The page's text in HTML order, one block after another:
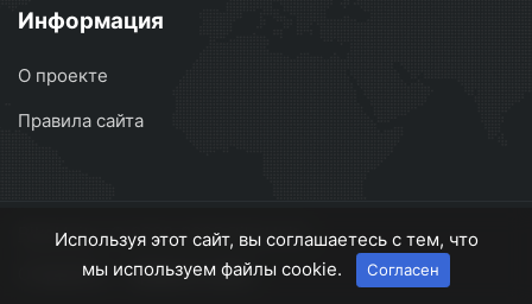
Информация
О проекте
Правила сайта
BikeUnite © 2022-2025 BikeUnite
О проекте
Правила сайта
Используя этот сайт, вы соглашаетесь с тем, что
мы используем файлы cookie.
Согласен